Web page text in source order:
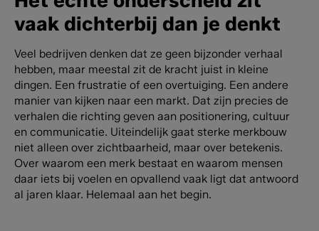
vaak dichterbij dan je denkt
Veel bedrijven denken dat ze geen bijzonder verhaal
hebben, maar meestal zit de kracht juist in kleine
dingen. Een frustratie of een overtuiging. Een andere
manier van kijken naar een markt. Dat zijn precies de
verhalen die richting geven aan positionering, cultuur
en communicatie. Uiteindelijk gaat sterke merkbouw
niet alleen over zichtbaarheid, maar over betekenis.
Over waarom een merk bestaat en waarom mensen
daar iets bij voelen en opvallend vaak ligt dat antwoord
al jaren klaar. Helemaal aan het begin.